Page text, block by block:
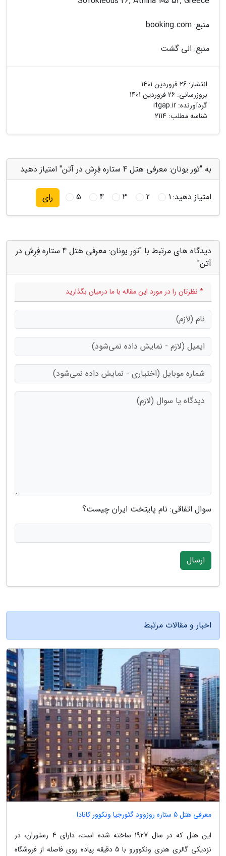
منبع: booking.com
منبع: الی گشت
انتشار: 26 فروردین 1401
بروزرسانی: 26 فروردین 1401
گردآورنده: itgap.ir
شناسه مطلب: 2114
به "تور یونان: معرفی هتل 4 ستاره فِرِش در آتن" امتیاز دهید
امتیاز دهید:1
2
3
4
5 رای
دیدگاه های مرتبط با "تور یونان: معرفی هتل 4 ستاره فِرِش در
آتن"
* نظرتان را در مورد این مقاله با ما درمیان بگذارید
سوال اتفاقی: نام پایتخت ایران چیست؟
ارسال
اخبار و مقالات مرتبط
معرفی هتل 5 ستاره روزوود گئورجیا ونکوور کانادا
این هتل که در سال 1927 ساخته شده است، دارای 4 رستوران، در
نزدیکی گالری هنری ونکوورو با 5 دقیقه پیاده روی فاصله از فروشگاه